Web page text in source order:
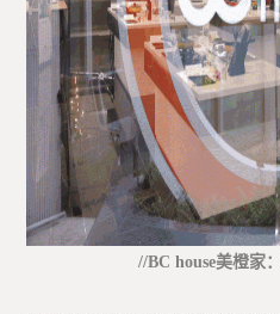
//BC house美橙家